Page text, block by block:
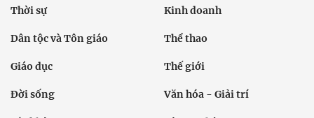
Thời sự Kinh doanh
Dân tộc và Tôn giáo Thể thao
Giáo dục Thế giới
Đời sống Văn hóa - Giải trí